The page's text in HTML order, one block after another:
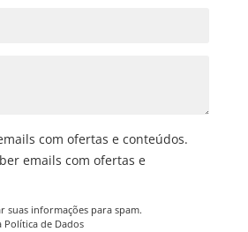
com ofertas e conteúdos.
emails com ofertas e
suas informações para spam.
Política de Dados